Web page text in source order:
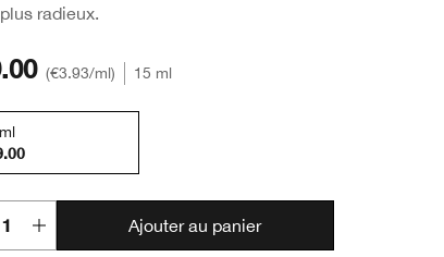
radieux.
€3.93/ml 15 ml
Ajouter au panier